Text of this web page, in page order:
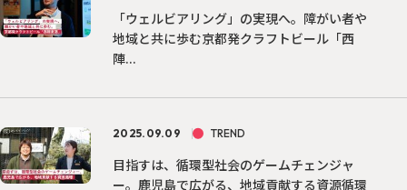
「ウェルビアリング」の実現へ。障がい者や
地域と共に歩む京都発クラフトビール「西
陣...
2025.09.09 TREND
目指すは、循環型社会のゲームチェンジャ
ー。鹿児島で広がる、地域貢献する資源循環